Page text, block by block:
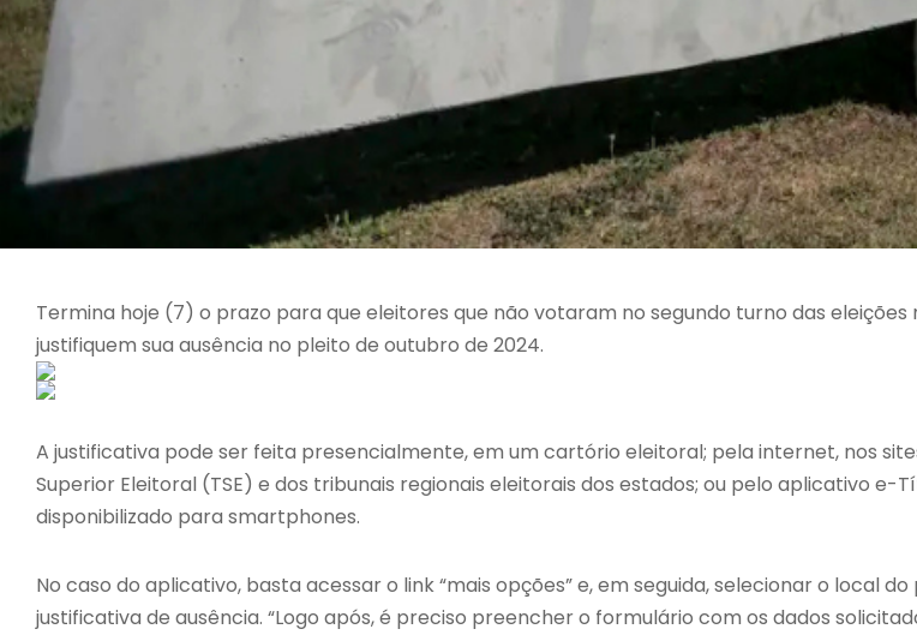
Termina hoje (7) o prazo para que eleitores que não votaram no segundo turno das eleições
justifiquem sua ausência no pleito de outubro de 2024.
A justificativa pode ser feita presencialmente, em um cartório eleitoral; pela internet, nos
Superior Eleitoral (TSE) e dos tribunais regionais eleitorais dos estados; ou pelo aplicativo e-
disponibilizado para smartphones.
No caso do aplicativo, basta acessar o link “mais opções” e, em seguida, selecionar o local do
justificativa de ausência. “Logo após, é preciso preencher o formulário com os dados